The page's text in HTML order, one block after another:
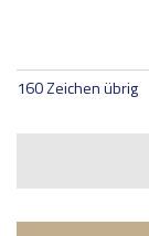
160Zeichen übrig